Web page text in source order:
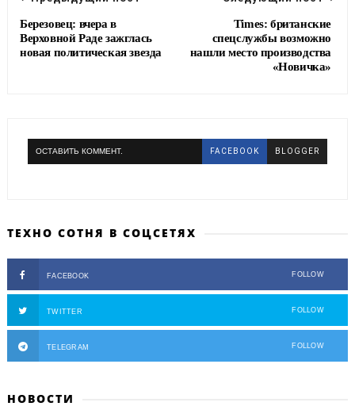
Times: британские
спецслужбы возможно
нашли место производства
«Новичка»
Березовец: вчера в
Верховной Раде зажглась
новая политическая звезда
ОСТАВИТЬ КОММЕНТ. FACEBOOK BLOGGER
ТЕХНО СОТНЯ В СОЦСЕТЯХ
FACEBOOK FOLLOW
TWITTER FOLLOW
TELEGRAM FOLLOW
НОВОСТИ